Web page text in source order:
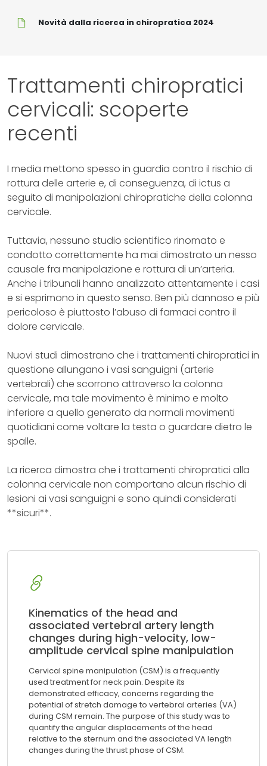
Novità
2024
Novità dalla ricerca in chiropratica 2024
Trattamenti chiropratici
cervicali: scoperte
recenti
I media mettono spesso in guardia contro il rischio di
rottura delle arterie e, di conseguenza, di ictus a
seguito di manipolazioni chiropratiche della colonna
cervicale.
Tuttavia, nessuno studio scientifico rinomato e
condotto correttamente ha mai dimostrato un nesso
causale fra manipolazione e rottura di un’arteria.
Anche i tribunali hanno analizzato attentamente i casi
e si esprimono in questo senso. Ben più dannoso e più
pericoloso è piuttosto l’abuso di farmaci contro il
dolore cervicale.
Nuovi studi dimostrano che i trattamenti chiropratici in
questione allungano i vasi sanguigni (arterie
vertebrali) che scorrono attraverso la colonna
cervicale, ma tale movimento è minimo e molto
inferiore a quello generato da normali movimenti
quotidiani come voltare la testa o guardare dietro le
spalle.
La ricerca dimostra che i trattamenti chiropratici alla
colonna cervicale non comportano alcun rischio di
lesioni ai vasi sanguigni e sono quindi considerati
**sicuri**.
Kinematics of the head and
associated vertebral artery length
changes during high-velocity, low-
amplitude cervical spine manipulation
Cervical spine manipulation (CSM) is a frequently
used treatment for neck pain. Despite its
demonstrated efficacy, concerns regarding the
potential of stretch damage to vertebral arteries (VA)
during CSM remain. The purpose of this study was to
quantify the angular displacements of the head
relative to the sternum and the associated VA length
changes during the thrust phase of CSM.